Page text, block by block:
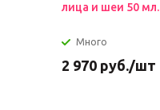
лица и шеи 50 мл.
Много
2 970 руб./шт